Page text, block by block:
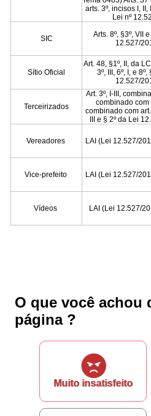
arts. 3º, incisos I, II,
Lei nº
SIC
Arts. 8º, §3º, VII
12.527/
Sítio Oficial
Art. 48, §1º, II, da
3º, III, 6º, I, e
12.527/
Terceirizados
Art. 3º, I-III,
combinado com
combinado com
III e § 2º da Lei
Vereadores LAI (Lei 12.527/
Vice-prefeito LAI (Lei 12.527/
Vídeos LAI (Lei 12.527/
O que você achou
página ?
Muito insatisfeito